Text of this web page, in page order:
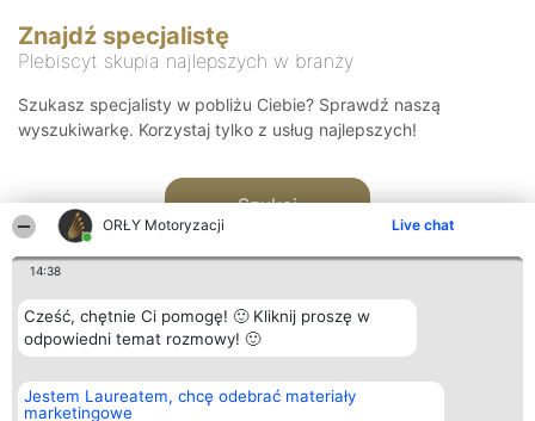
ORŁY Motoryzacji Live chat
14:38
Cześć, chętnie Ci pomogę! 🙂 Kliknij proszę w
odpowiedni temat rozmowy! 🙂
Jestem Laureatem, chcę odebrać materiały
marketingowe
Znajdź specjalistę
Plebiscyt skupia najlepszych w branży
Szukasz specjalisty w pobliżu Ciebie? Sprawdź naszą
wyszukiwarkę. Korzystaj tylko z usług najlepszych!
Szukaj
Organizator plebiscytu
Bright Side Solutions sp. z o.
o. sp. k.
Plebiscyt
Laureaci
Kontakt
Kontakt